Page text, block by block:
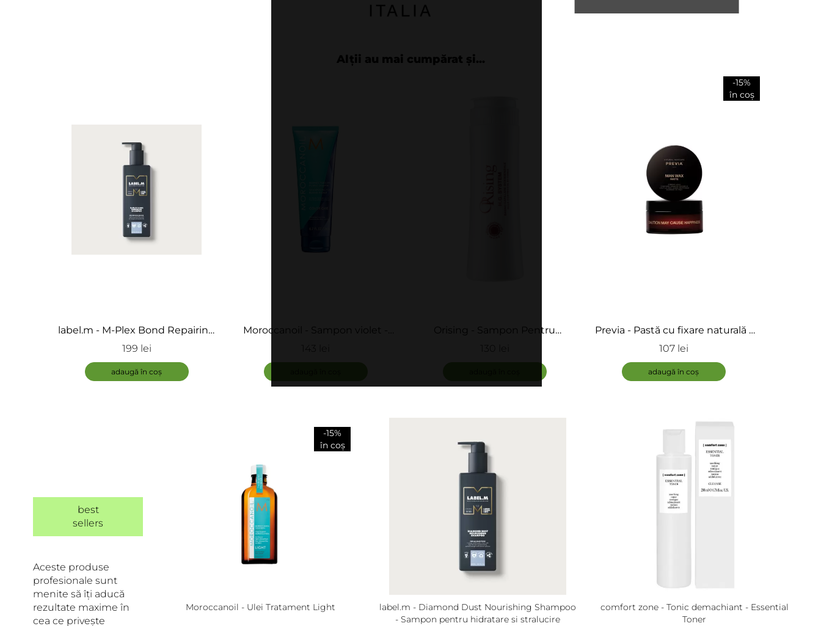
Alții au mai cumpărat și...
label.m - M-Plex Bond Repairing
Shampoo - Sampon pentru par
199 lei
adaugă în coș
-15%
în coș
Moroccanoil - Sampon violet -
143 lei
Orising - Sampon Pentru
130 lei
Previa - Pastă cu fixare naturală -
Man Wax
107 lei
adaugă în coș
best
sellers
Aceste produse
profesionale sunt
menite să îți aducă
rezultate maxime în
cea ce privește
-15%
în coș
Moroccanoil - Ulei Tratament Light
label.m - Diamond Dust Nourishing Shampoo
- Sampon pentru hidratare si stralucire
comfort zone - Tonic demachiant - Essential
Toner